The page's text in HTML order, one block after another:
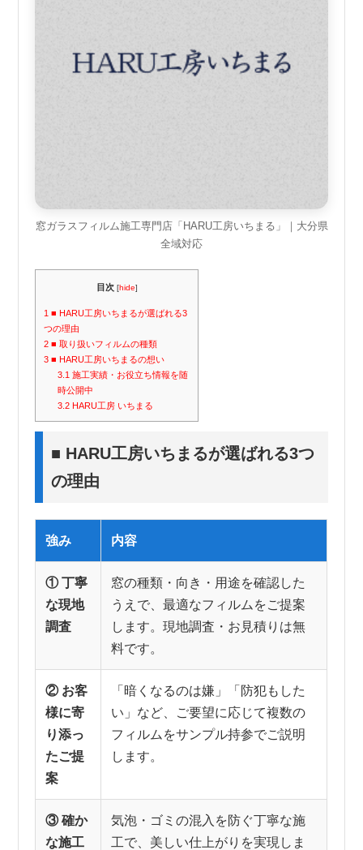
窓ガラスフィルム施工専門店「HARU工房いちまる」｜大分県
全域対応
目次 [hide]
1 ■ HARU工房いちまるが選ばれる3
つの理由
2 ■ 取り扱いフィルムの種類
3 ■ HARU工房いちまるの想い
3.1 施工実績・お役立ち情報を随
時公開中
3.2 HARU工房 いちまる
■ HARU工房いちまるが選ばれる3つ
の理由
強み 内容
① 丁寧
な現地
調査
窓の種類・向き・用途を確認した
うえで、最適なフィルムをご提案
します。現地調査・お見積りは無
料です。
② お客
様に寄
り添っ
たご提
案
「暗くなるのは嫌」「防犯もした
い」など、ご要望に応じて複数の
フィルムをサンプル持参でご説明
します。
③ 確か
な施工
気泡・ゴミの混入を防ぐ丁寧な施
工で、美しい仕上がりを実現しま